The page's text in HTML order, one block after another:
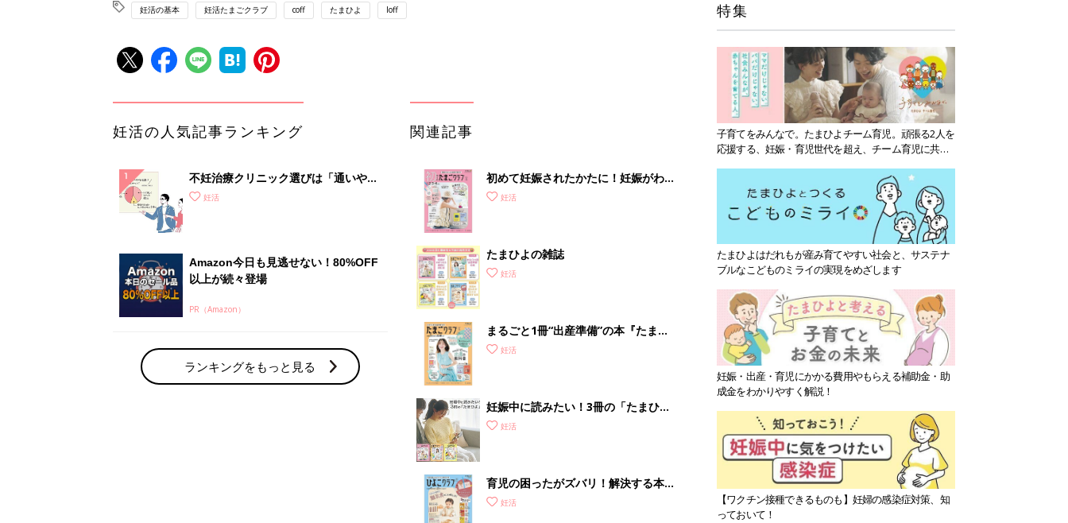
妊活の基本 妊活たまごクラブ coff たまひよ loff
妊活の人気記事ランキング
不妊治療クリニック選びは「通いやす
さ」が大切！選び方、重要3カ条っ
妊活
Amazon今日も見逃せない！80%OFF
以上が続々登場
PR（Amazon）
ランキングをもっと見る
関連記事
初めて妊娠されたかたに！妊娠がわか
ったら最初に読む本『初めてのたまご
妊活
たまひよの雑誌
妊活
まるごと1冊“出産準備”の本『たまご
クラブ 夏号』〈スペシャル大特集〉
妊活
妊娠中に読みたい！3冊の「たまひ
よ」妊活
育児の困ったがズバリ！解決する本
『ひよこクラブ 秋号』 4カ月～2才
妊活
特集
子育てをみんなで。たまひよチーム育児。頑張る2人を
応援する、妊娠・育児世代を超え、チーム育児に共感
たまひよはだれもが産み育てやすい社会と、サステナ
ブルなこどものミライの実現をめざします
妊娠・出産・育児にかかる費用やもらえる補助金・助
成金をわかりやすく解説！
【ワクチン接種できるものも】妊婦の感染症対策、知
っておいて！